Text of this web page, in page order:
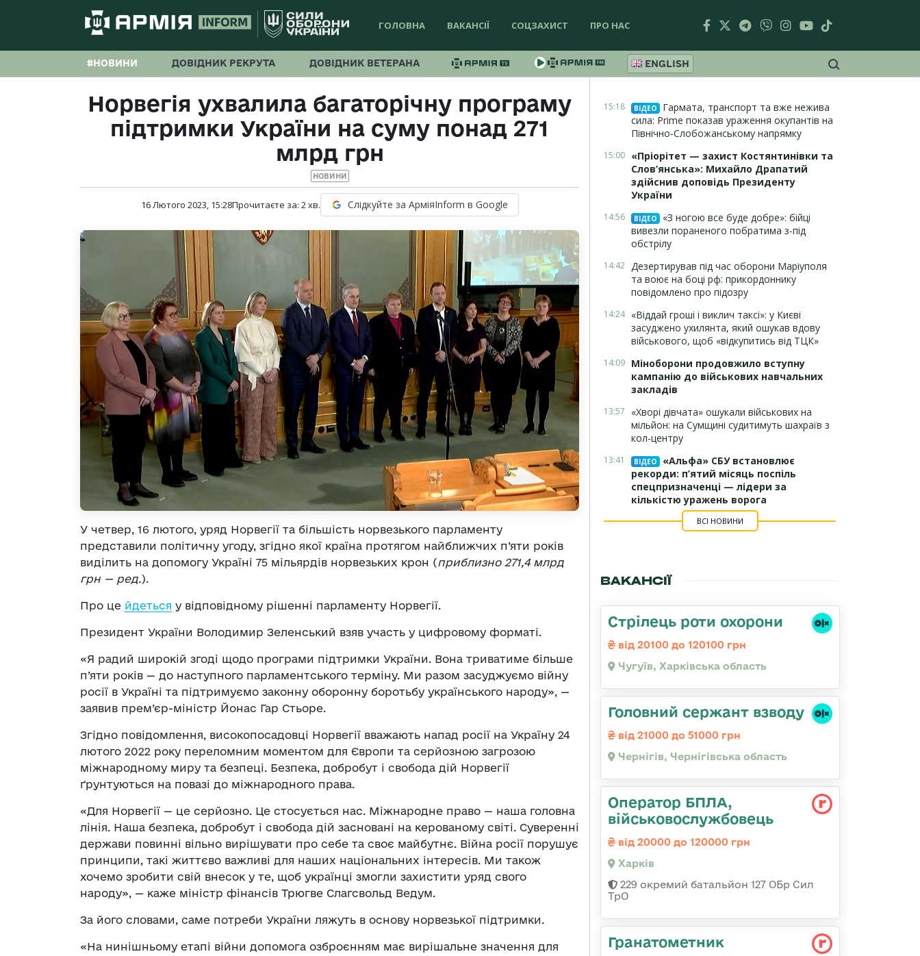
ГОЛОВНА ВАКАНСІЇ СОЦЗАХИСТ ПРО НАС
#НОВИНИ ДОВІДНИК РЕКРУТА ДОВІДНИК ВЕТЕРАНА ENGLISH
Норвегія ухвалила багаторічну програму
підтримки України на суму понад 271
млрд грн
НОВИНИ
16 Лютого 2023, 15:28Прочитаєте за: 2хв. Слідкуйте за АрміяInform в Google
У четвер, 16 лютого, уряд Норвегії та більшість норвезького парламенту
представили політичну угоду, згідно якої країна протягом найближчих п’яти років
виділить на допомогу Україні 75 мільярдів норвезьких крон (приблизно 271,4 млрд
грн — ред.).
Про це йдеться у відповідному рішенні парламенту Норвегії.
Президент України Володимир Зеленський взяв участь у цифровому форматі.
«Я радий широкій згоді щодо програми підтримки України. Вона триватиме більше
п’яти років — до наступного парламентського терміну. Ми разом засуджуємо війну
росії в Україні та підтримуємо законну оборонну боротьбу українського народу», —
заявив прем’єр-міністр Йонас Гар Стьоре.
Згідно повідомлення, високопосадовці Норвегії вважають напад росії на Україну 24
лютого 2022 року переломним моментом для Європи та серйозною загрозою
міжнародному миру та безпеці. Безпека, добробут і свобода дій Норвегії
ґрунтуються на повазі до міжнародного права.
«Для Норвегії — це серйозно. Це стосується нас. Міжнародне право — наша головна
лінія. Наша безпека, добробут і свобода дій засновані на керованому світі. Суверенні
держави повинні вільно вирішувати про себе та своє майбутнє. Війна росії порушує
принципи, такі життєво важливі для наших національних інтересів. Ми також
хочемо зробити свій внесок у те, щоб українці змогли захистити уряд свого
народу», — каже міністр фінансів Трюгве Слагсвольд Ведум.
За його словами, саме потреби України ляжуть в основу норвезької підтримки.
«На нинішньому етапі війни допомога озброєнням має вирішальне значення для
15:18 ВІДЕО
Гармата, транспорт та вже нежива
сила: Prime показав ураження окупантів на
Північно-Слобожанському напрямку
15:00 «Пріорітет — захист Костянтинівки та
Слов’янська»: Михайло Драпатий
здійснив доповідь Президенту
України
14:56 ВІДЕО
«З ногою все буде добре»: бійці
вивезли пораненого побратима з-під
обстрілу
14:42 Дезертирував під час оборони Маріуполя
та воює на боці рф: прикордоннику
повідомлено про підозру
14:24 «Віддай гроші і виклич таксі»: у Києві
засуджено ухилянта, який ошукав вдову
військового, щоб «відкупитись від ТЦК»
14:09 Міноборони продовжило вступну
кампанію до військових навчальних
закладів
13:57
«Хворі дівчата» ошукали військових на
мільйон: на Сумщині судитимуть шахраїв з
кол-центру
13:41 ВІДЕО
«Альфа» СБУ встановлює
рекорди: п’ятий місяць поспіль
спецпризначенці — лідери за
кількістю уражень ворога
ВСІ НОВИНИ
ВАКАНСІЇ
Стрілець роти охорони
від 20100 до 120100 грн
Чугуїв, Харківська область
Головний сержант взводу
від 21000 до 51000 грн
Чернігів, Чернігівська область
Оператор БПЛА,
військовослужбовець
від 20000 до 120000 грн
Харків
229 окремий батальйон 127 ОБр Сил
ТрО
Гранатометник